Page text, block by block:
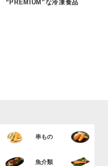
“PREMIUM”な冷凍食品
串もの
魚介類